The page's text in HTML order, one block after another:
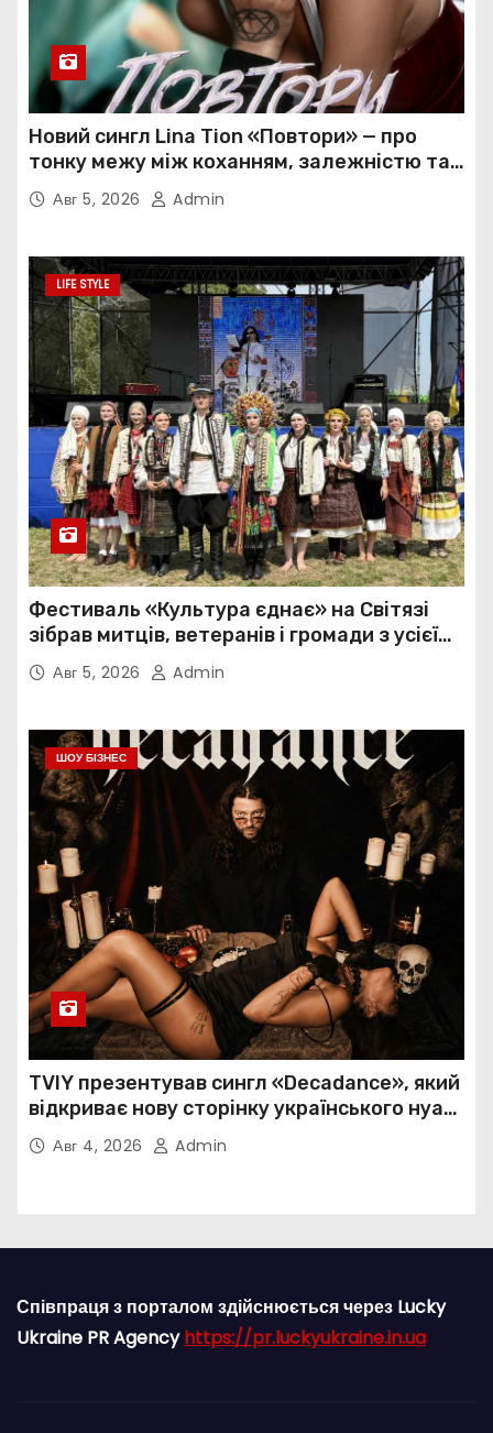
Новий сингл Lina Tion «Повтори» — про
тонку межу між коханням, залежністю та
нав’язливою прив’язаністю
Авг 5, 2026 Admin
LIFE STYLE
Фестиваль «Культура єднає» на Світязі
зібрав митців, ветеранів і громади з усієї
України
Авг 5, 2026 Admin
ШОУ БІЗНЕС
TVIY презентував сингл «Decadance», який
відкриває нову сторінку українського нуар-
попуАвг 4, 2026 Admin
Співпраця з порталом здійснюється через Lucky
Ukraine PR Agencyhttps://pr.luckyukraine.in.ua